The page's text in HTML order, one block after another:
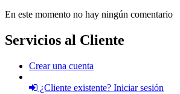
En este momento no hay ningún comentario
Servicios al Cliente
Crear una cuenta
¿Cliente existente? Iniciar sesión